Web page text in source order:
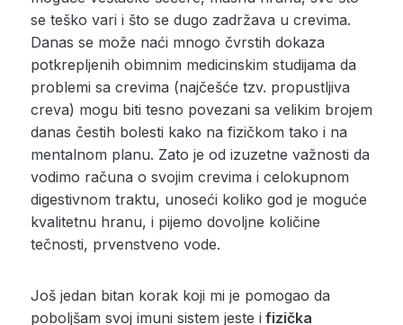
se teško vari i što se dugo zadržava u crevima.
Danas se može naći mnogo čvrstih dokaza
potkrepljenih obimnim medicinskim studijama da
problemi sa crevima (najčešće tzv. propustljiva
creva) mogu biti tesno povezani sa velikim brojem
danas čestih bolesti kako na fizičkom tako i na
mentalnom planu. Zato je od izuzetne važnosti da
vodimo računa o svojim crevima i celokupnom
digestivnom traktu, unoseći koliko god je moguće
kvalitetnu hranu, i pijemo dovoljne količine
tečnosti, prvenstveno vode.
Još jedan bitan korak koji mi je pomogao da
poboljšam svoj imuni sistem jeste i fizička